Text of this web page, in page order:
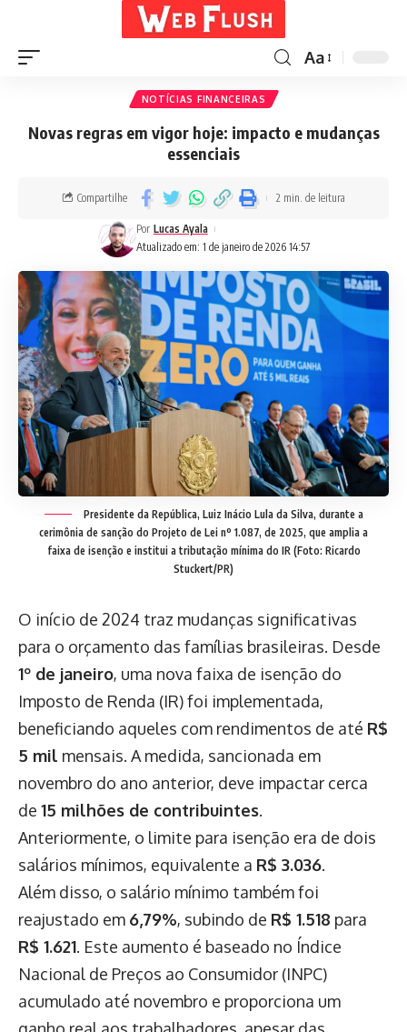
Aa
NOTÍCIAS FINANCEIRAS
Novas regras em vigor hoje: impacto e mudanças
essenciais
Atualizado em: 1 de janeiro de 2026 14:57
Por Lucas Ayala
Compartilhe 2 min. de leitura
Presidente da República, Luiz Inácio Lula da Silva, durante a
cerimônia de sanção do Projeto de Lei nº 1.087, de 2025, que amplia a
faixa de isenção e institui a tributação mínima do IR (Foto: Ricardo
Stuckert/PR)
O início de 2024 traz mudanças significativas
para o orçamento das famílias brasileiras. Desde
1º de janeiro, uma nova faixa de isenção do
Imposto de Renda (IR) foi implementada,
beneficiando aqueles com rendimentos de até R$
5 mil mensais. A medida, sancionada em
novembro do ano anterior, deve impactar cerca
de 15 milhões de contribuintes.
Anteriormente, o limite para isenção era de dois
salários mínimos, equivalente a R$ 3.036.
Além disso, o salário mínimo também foi
reajustado em 6,79%, subindo de R$ 1.518 para
R$ 1.621. Este aumento é baseado no Índice
Nacional de Preços ao Consumidor (INPC)
acumulado até novembro e proporciona um